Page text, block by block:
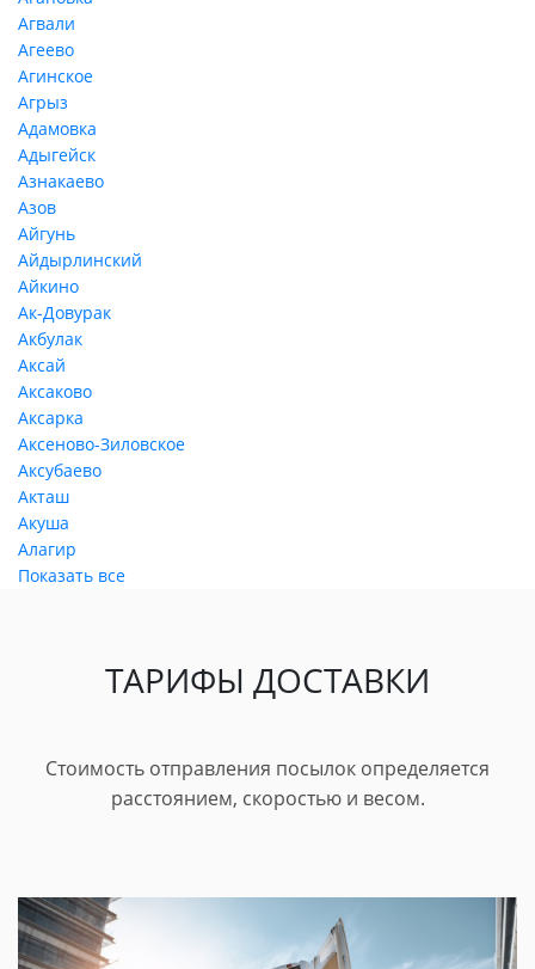
Агвали
Агеево
Агинское
Агрыз
Адамовка
Адыгейск
Азнакаево
Азов
Айгунь
Айдырлинский
Айкино
Ак-Довурак
Акбулак
Аксай
Аксаково
Аксарка
Аксеново-Зиловское
Аксубаево
Акташ
Акуша
Алагир
Показать все
ТАРИФЫ ДОСТАВКИ
Стоимость отправления посылок определяется
расстоянием, скоростью и весом.